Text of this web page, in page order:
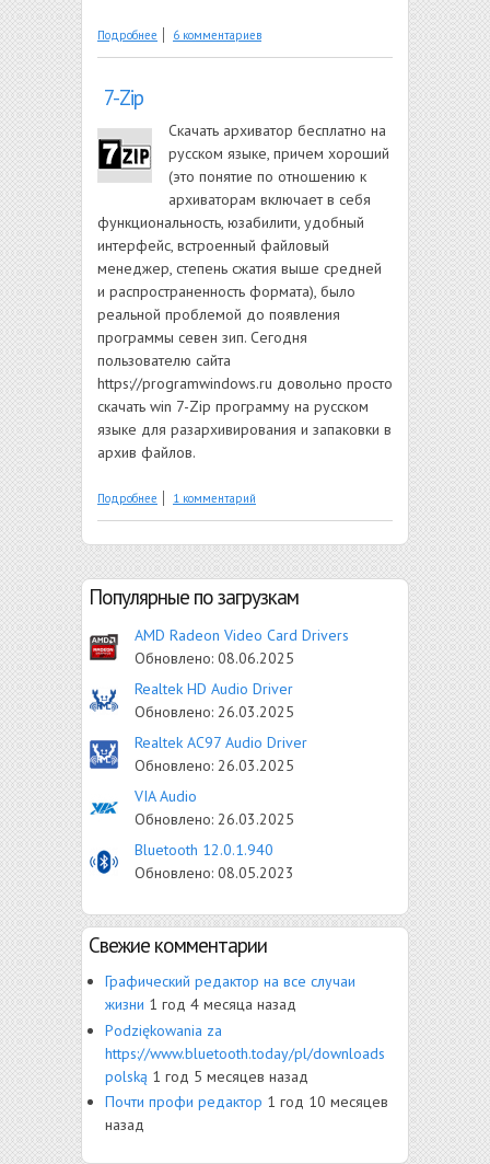
Подробнее о WinRAR
6 комментариев
7-Zip
Скачать архиватор бесплатно на
русском языке, причем хороший
(это понятие по отношению к
архиваторам включает в себя
функциональность, юзабилити, удобный
интерфейс, встроенный файловый
менеджер, степень сжатия выше средней
и распространенность формата), было
реальной проблемой до появления
программы севен зип. Сегодня
пользователю сайта
https://programwindows.ru довольно просто
скачать win 7-Zip программу на русском
языке для разархивирования и запаковки в
архив файлов.
Подробнее о 7-Zip
1 комментарий
Популярные по загрузкам
AMD Radeon Video Card Drivers
Обновлено: 08.06.2025
Realtek HD Audio Driver
Обновлено: 26.03.2025
Realtek AC97 Audio Driver
Обновлено: 26.03.2025
VIA Audio
Обновлено: 26.03.2025
Bluetooth 12.0.1.940
Обновлено: 08.05.2023
Свежие комментарии
Графический редактор на все случаи
жизни 1 год 4 месяца назад
Рodziękowania za
https://www.bluetooth.today/pl/downloads
polską 1 год 5 месяцев назад
Почти профи редактор 1 год 10 месяцев
назад